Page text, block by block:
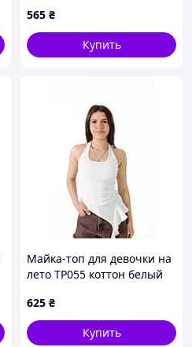
565 ₴
Купить
Майка-топ для девочки на
лето TP055 коттон белый
146(р)
625 ₴
Купить